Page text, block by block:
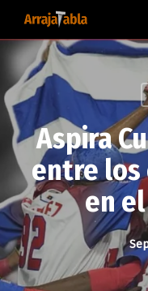
main
content
Aspira
entre los
en